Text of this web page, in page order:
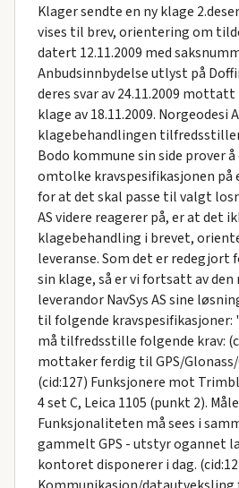
Klager sendte en ny klage
vises til brev, orientering om
datert 12.11.2009 med
Anbudsinnbydelse utlyst på
deres svar av 24.11.2009 mottatt
klage av 18.11.2009. Norgeodesi
klagebehandlingen
Bodo kommune sin side prover
omtolke kravspesifikasjonen på
for at det skal passe til valgt
AS videre reagerer på, er at det
klagebehandling i brevet,
leveranse. Som det er redegjort
sin klage, så er vi fortsatt av
leverandor NavSys AS sine
til folgende
må tilfredsstille folgende krav:
mottaker ferdig til GPS/
(cid:127) Funksjonere mot
4 set C, Leica 1105 (punkt 2).
Funksjonaliteten må sees i
gammelt GPS - utstyr ogannet
kontoret disponerer i dag.